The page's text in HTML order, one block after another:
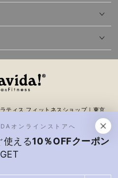
ィス フィットネスショップ｜東京
ラティス、トレーニングギアが揃う
スポーツブランド・フィットネス・ア
ジオ ピラティススタジオやデパート
の卸売りも
オンラインストアへ
使える10％OFFクーポン
GET